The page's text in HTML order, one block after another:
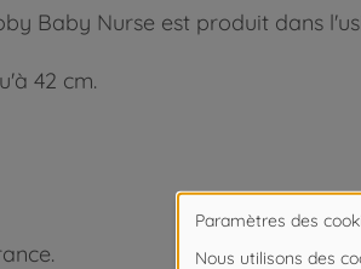
Baby Nurse est produit dans
42 cm.